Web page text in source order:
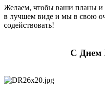
Желаем, чтобы ваши планы и
в лучшем виде и мы в свою
содействовать!
С Днем